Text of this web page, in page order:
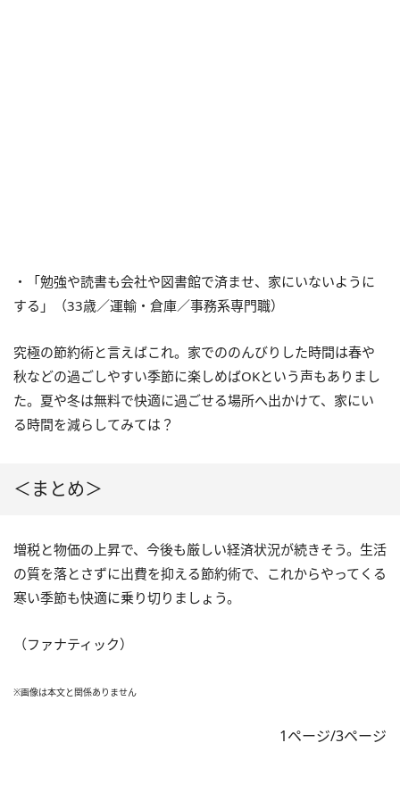
・「勉強や読書も会社や図書館で済ませ、家にいないように
する」（33歳／運輸・倉庫／事務系専門職）
究極の節約術と言えばこれ。家でののんびりした時間は春や
秋などの過ごしやすい季節に楽しめばOKという声もありまし
た。夏や冬は無料で快適に過ごせる場所へ出かけて、家にい
る時間を減らしてみては？
＜まとめ＞
増税と物価の上昇で、今後も厳しい経済状況が続きそう。生活
の質を落とさずに出費を抑える節約術で、これからやってくる
寒い季節も快適に乗り切りましょう。
（ファナティック）
※画像は本文と関係ありません
1ページ/3ページ